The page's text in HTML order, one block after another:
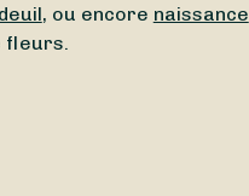
deuil, ou encore naissance
fleurs.